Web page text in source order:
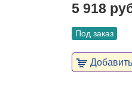
5 918
Под заказ